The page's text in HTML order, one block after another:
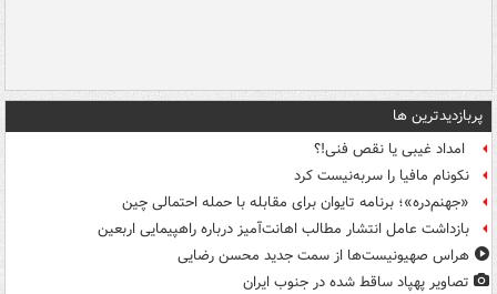
پربازدیدترین ها
امداد غیبی یا نقص فنی!؟
نکونام مافیا را سربه‌نیست کرد
«جهنم‌دره»؛ برنامه تایوان برای مقابله با حمله احتمالی چین
بازداشت عامل انتشار مطالب اهانت‌آمیز درباره راهپیمایی اربعین
هراس صهیونیست‌ها از سمت جدید محسن رضایی
تصاویر پهپاد ساقط شده در جنوب ایران